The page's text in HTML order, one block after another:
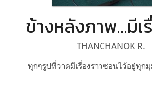
ข้างหลังภาพ...มีเ
THANCHANOK R.
ทุกๆรูปที่วาดมีเรื่องราวซ่อนไว้อยู่ทุกมุ